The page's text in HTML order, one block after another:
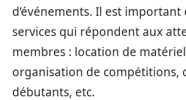
d’événements. Il est important
services qui répondent aux
membres : location de
organisation de compétitions,
débutants, etc.